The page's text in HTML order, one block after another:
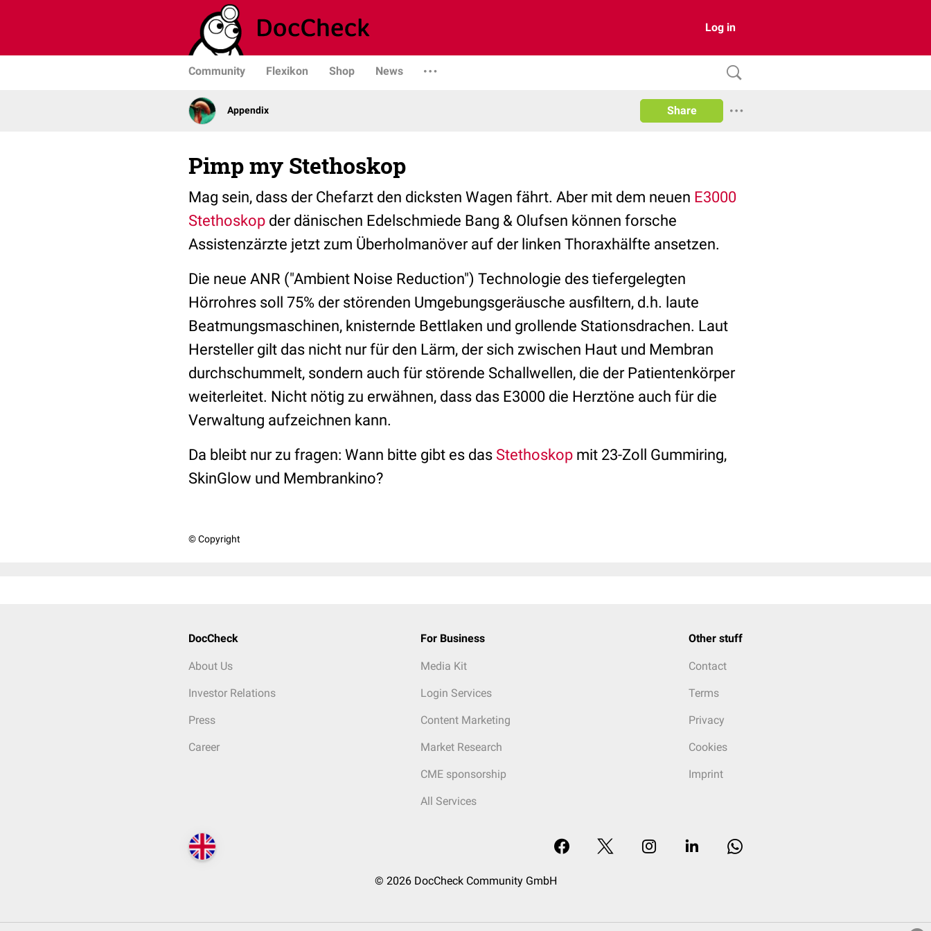
Log in
Community Flexikon Shop News
Appendix Share
Pimp my Stethoskop
Mag sein, dass der Chefarzt den dicksten Wagen fährt. Aber mit dem neuen E3000
Stethoskop der dänischen Edelschmiede Bang & Olufsen können forsche
Assistenzärzte jetzt zum Überholmanöver auf der linken Thoraxhälfte ansetzen.
Die neue ANR ("Ambient Noise Reduction") Technologie des tiefergelegten
Hörrohres soll 75% der störenden Umgebungsgeräusche ausfiltern, d.h. laute
Beatmungsmaschinen, knisternde Bettlaken und grollende Stationsdrachen. Laut
Hersteller gilt das nicht nur für den Lärm, der sich zwischen Haut und Membran
durchschummelt, sondern auch für störende Schallwellen, die der Patientenkörper
weiterleitet. Nicht nötig zu erwähnen, dass das E3000 die Herztöne auch für die
Verwaltung aufzeichnen kann.
Da bleibt nur zu fragen: Wann bitte gibt es das Stethoskop mit 23-Zoll Gummiring,
SkinGlow und Membrankino?
© Copyright
DocCheck
About Us
Investor Relations
Press
Career
For Business
Media Kit
Login Services
Content Marketing
Market Research
CME sponsorship
All Services
Other stuff
Contact
Terms
Privacy
Cookies
Imprint
© 2026 DocCheck Community GmbH